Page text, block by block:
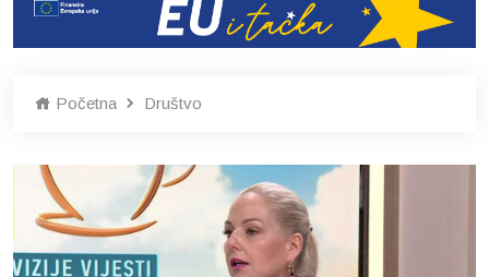
Početna Društvo